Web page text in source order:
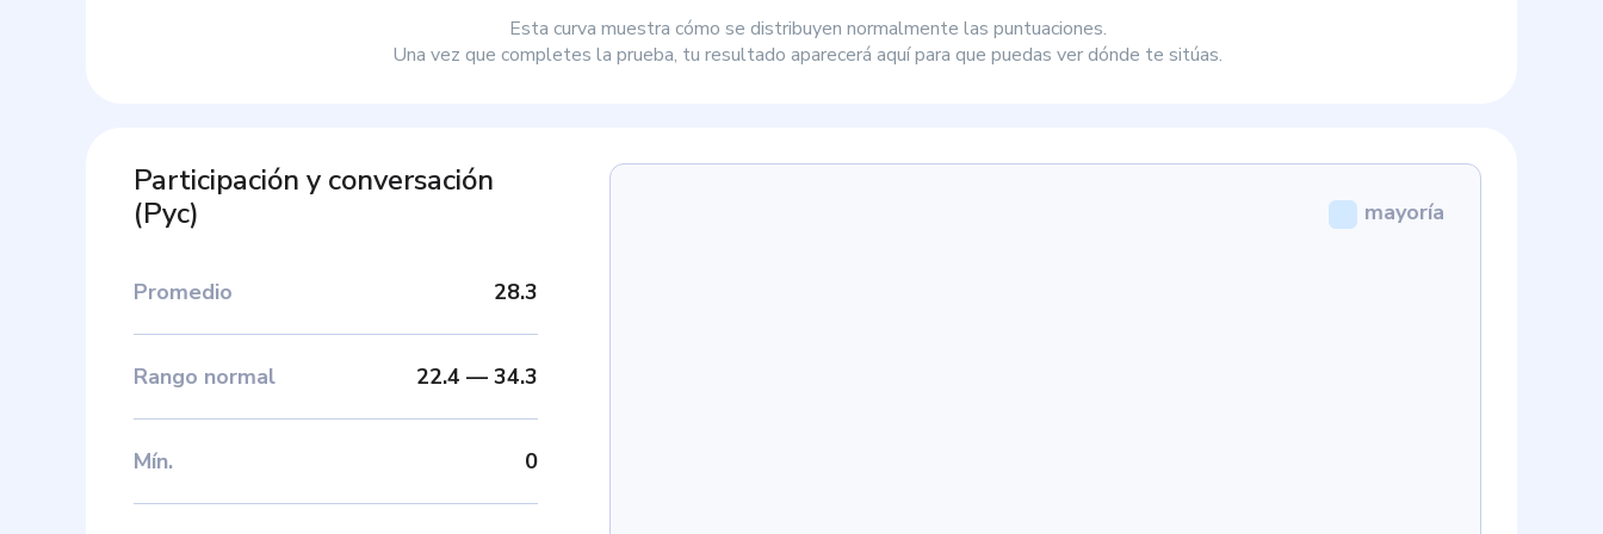
Esta curva muestra cómo se distribuyen normalmente las puntuaciones.
Una vez que completes la prueba, tu resultado aparecerá aquí para que puedas ver dónde te sitúas.
Participación y conversación
(Pyc)
Promedio 28.3
Rango normal 22.4 — 34.3
Mín. 0
mayoría